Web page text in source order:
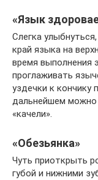
«Язык
Слегка
край языка на
время выполнения
проглаживать
уздечки к кончику
дальнейшем можно
«качели».
«Обезьянка»
Чуть приоткрыть
губой и нижними